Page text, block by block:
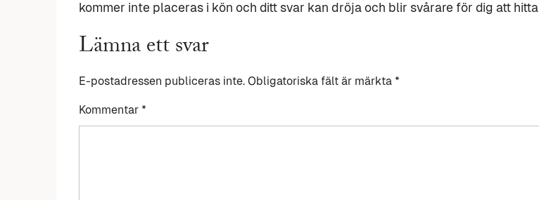
kommer inte placeras i kön och ditt svar kan dröja och blir svårare för dig att hitta
Lämna ett svar
E-postadressen publiceras inte. Obligatoriska fält är märkta *
Kommentar *